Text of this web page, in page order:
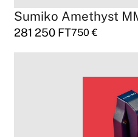
Sumiko Amethyst
281 250 FT750€